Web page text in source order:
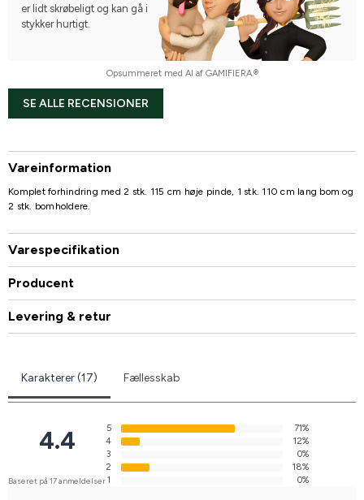
er lidt skrøbeligt og kan gå i
stykker hurtigt.
Opsummeret med AI af GAMIFIERA.®
SE ALLE RECENSIONER
Vareinformation
Komplet forhindring med 2 stk. 115 cm høje pinde, 1 stk. 110 cm lang bom og
2 stk. bomholdere.
Varespecifikation
Producent
Levering & retur
Karakterer (17) Fællesskab
4.4
Baseret på 17 anmeldelser
5
71%
4
12%
3
0%
2
18%
1
0%